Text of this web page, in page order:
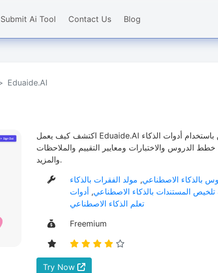
Submit Ai Tool Contact Us Blog
Eduaide.AI
اكتشف كيف يعمل Eduaide.AI على تمكين المعلمين باستخدام أدوات الذكاء
الدروس والاختبارات ومعايير التقييم والملاحظات
والمزيد.
بالذكاء الاصطناعي, مولد الفقرات بالذكاء
تلخيص المستندات بالذكاء الاصطناعي, أدوات
تعلم الذكاء الاصطناعي
Freemium
Try Now